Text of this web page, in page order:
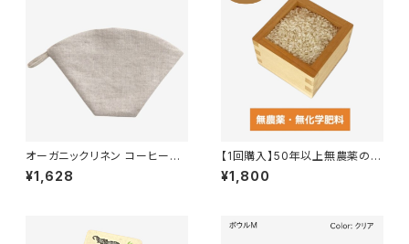
オーガニックリネン コーヒーフ
ィルター 2タイプ（台形・円錐
型）
¥1,628
【1回購入】50年以上無農薬の玄
米 1kg〜4kg
¥1,800